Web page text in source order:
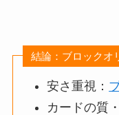
結論：ブロックオ
安さ重視：
カードの質